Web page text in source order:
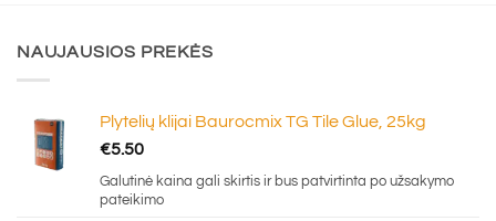
NAUJAUSIOS PREKĖS
Plytelių klijai Baurocmix TG Tile Glue, 25kg
€5.50
Galutinė kaina gali skirtis ir bus patvirtinta po užsakymo
pateikimo